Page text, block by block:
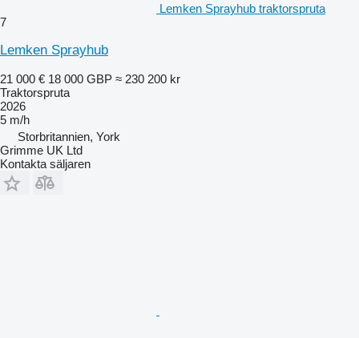
Lemken Sprayhub traktorspruta
7
Lemken Sprayhub
21 000 € 18 000 GBP ≈ 230 200 kr
Traktorspruta
2026
5 m/h
Storbritannien, York
Grimme UK Ltd
Kontakta säljaren